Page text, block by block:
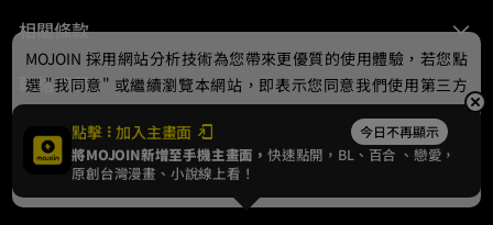
相關條款
聯絡我們
© 2024 gamania Digital Entertainment Co., Ltd.
點擊 加入主畫面 今日不再顯示
將MOJOIN新增至手機主畫面，快速點開，BL、 百合 、戀愛，
原創台灣漫畫、小說線上看！
MOJOIN 採用網站分析技術為您帶來更優質的使用體驗，若您點
選 "我同意" 或繼續瀏覽本網站，即表示您同意我們使用第三方
Cookie，欲瞭解更多資訊請見隱私權政策。
我同意